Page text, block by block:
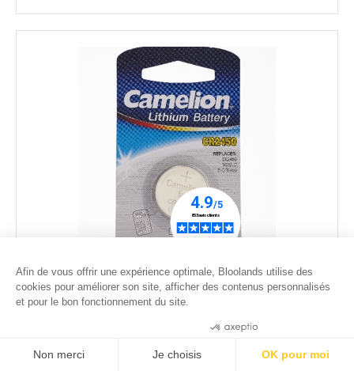
Pile CR2450-chauffe-plat led Ø3,8cm
2.00 €
Afin de vous offrir une expérience optimale, Bloolands utilise des
cookies pour améliorer son site, afficher des contenus personnalisés
et pour le bon fonctionnement du site.
Non merci Je choisis OK pour moi